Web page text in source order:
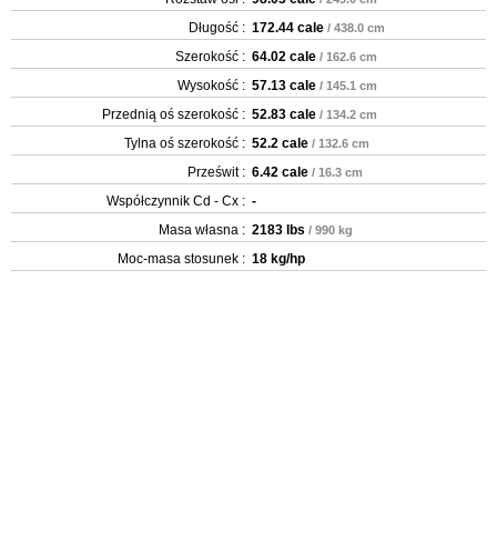
Długość : 172.44 cale / 438.0 cm
Szerokość : 64.02 cale / 162.6 cm
Wysokość : 57.13 cale / 145.1 cm
Przednią oś szerokość : 52.83 cale / 134.2 cm
Tylna oś szerokość : 52.2 cale / 132.6 cm
Prześwit : 6.42 cale / 16.3 cm
Współczynnik Cd - Cx : -
Masa własna : 2183 lbs / 990 kg
Moc-masa stosunek : 18 kg/hp